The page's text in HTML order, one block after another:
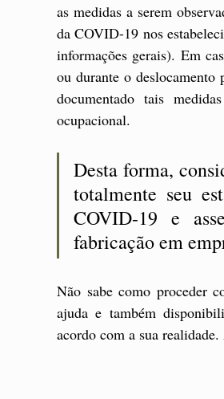
as medidas a serem
da COVID-19 nos
informações gerais). Em
ou durante o deslocamento
documentado tais
ocupacional.
Desta forma,
totalmente seu
COVID-19 e
fabricação em
Não sabe como proceder
ajuda e também
acordo com a sua